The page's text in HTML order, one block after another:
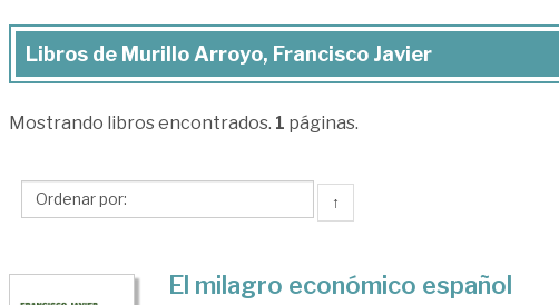
Libros
Murillo
Francisco
Libros de Murillo Arroyo, Francisco Javier
Mostrando libros encontrados. 1 páginas.
↑
El milagro económico español